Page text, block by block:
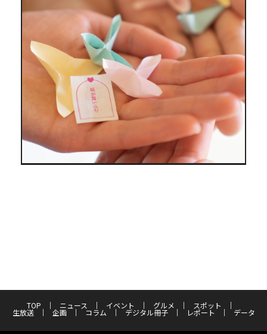
TOP ニュース イベント グルメ スポット
生放送 企画 コラム デジタル冊子 レポート データ